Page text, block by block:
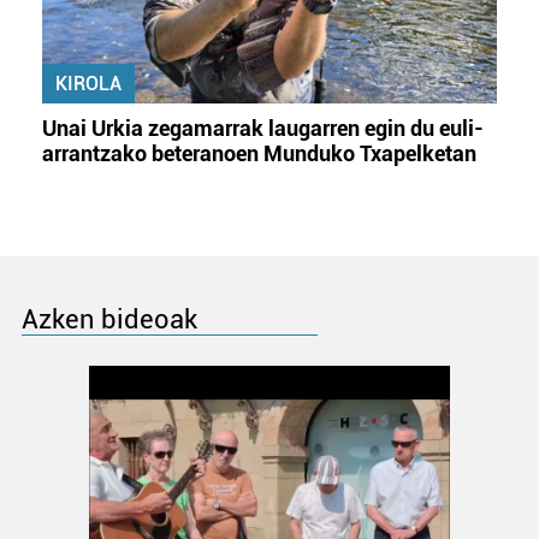
KIROLA
Unai Urkia zegamarrak laugarren egin du euli-
arrantzako beteranoen Munduko Txapelketan
Azken bideoak